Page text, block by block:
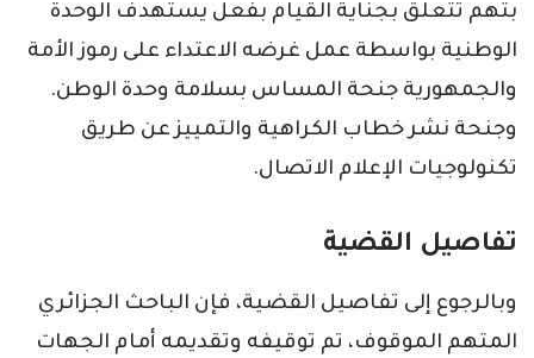
بتهم تتعلق بجناية القيام بفعل يستهدف الوحدة
الوطنية بواسطة عمل غرضه الاعتداء على رموز الأمة
والجمهورية جنحة المساس بسلامة وحدة الوطن.
وجنحة نشر خطاب الكراهية والتمييز عن طريق
تكنولوجيات الإعلام الاتصال.
تفاصيل القضية
وبالرجوع إلى تفاصيل القضية، فإن الباحث الجزائري
المتهم الموقوف، تم توقيفه وتقديمه أمام الجهات